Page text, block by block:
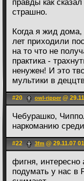
правды как
страшно.
Когда я жид
лет приходили
на то что не
практика -
ненужен! И это
мультики в
#20 owl-ripper @
Чебурашко,
наркоманию
#22 3fm @ 29.11.07
фигня, интересно
подумать у нас в